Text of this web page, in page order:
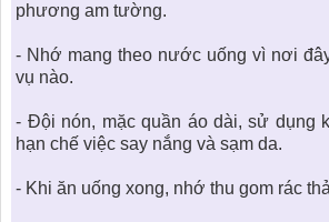
phương am tường.
- Nhớ mang theo nước uống vì nơi
vụ nào.
- Đội nón, mặc quần áo dài, sử dụng
hạn chế việc say nắng và sạm da.
- Khi ăn uống xong, nhớ thu gom rác